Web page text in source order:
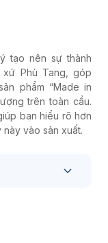
tạo nên sự thành
Phù Tang, góp
phẩm “Made in
trên toàn cầu.
bạn hiểu rõ hơn
vào sản xuất.